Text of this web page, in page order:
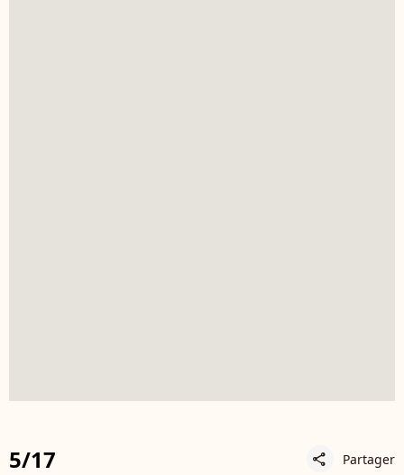
5/17 share Partager